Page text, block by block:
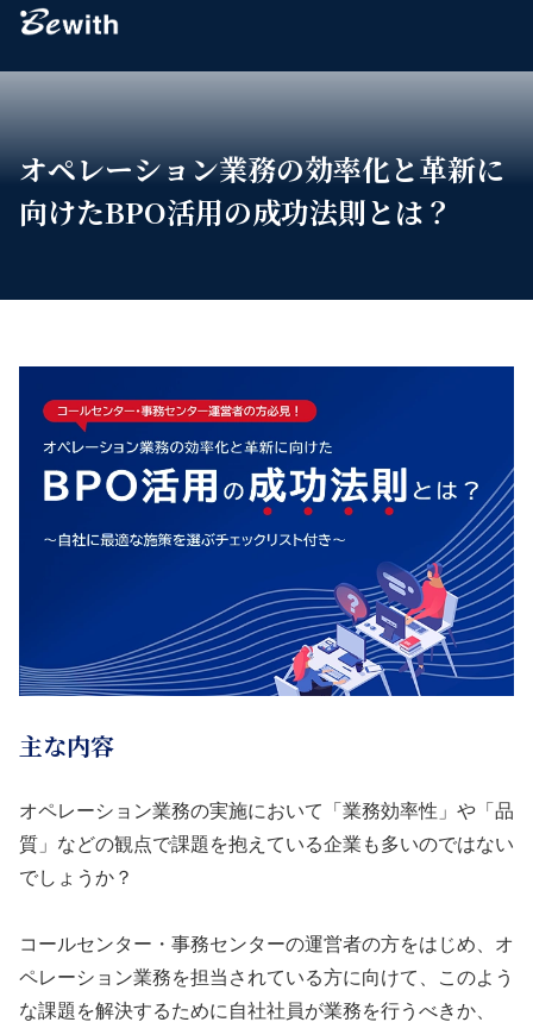
Bewith
オペレーション業務の効率化と革新に
向けたBPO活用の成功法則とは？
主な内容
オペレーション業務の実施において「業務効率性」や「品
質」などの観点で課題を抱えている企業も多いのではない
でしょうか？
コールセンター・事務センターの運営者の方をはじめ、オ
ペレーション業務を担当されている方に向けて、このよう
な課題を解決するために自社社員が業務を行うべきか、